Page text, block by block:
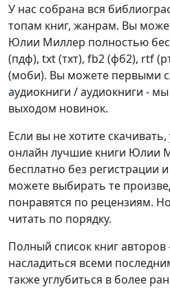
У нас собрана вся
топам книг, жанрам. Вы
Юлии Миллер полностью
(пдф), txt (тхт), fb2 (фб2), rtf
(моби). Вы можете первыми
аудиокниги / аудиокниги -
выходом новинок.
Если вы не хотите
онлайн лучшие книги Юлии
бесплатно без регистрации
можете выбирать те
понравятся по рецензиям.
читать по порядку.
Полный список книг
насладиться всеми
также углубиться в более